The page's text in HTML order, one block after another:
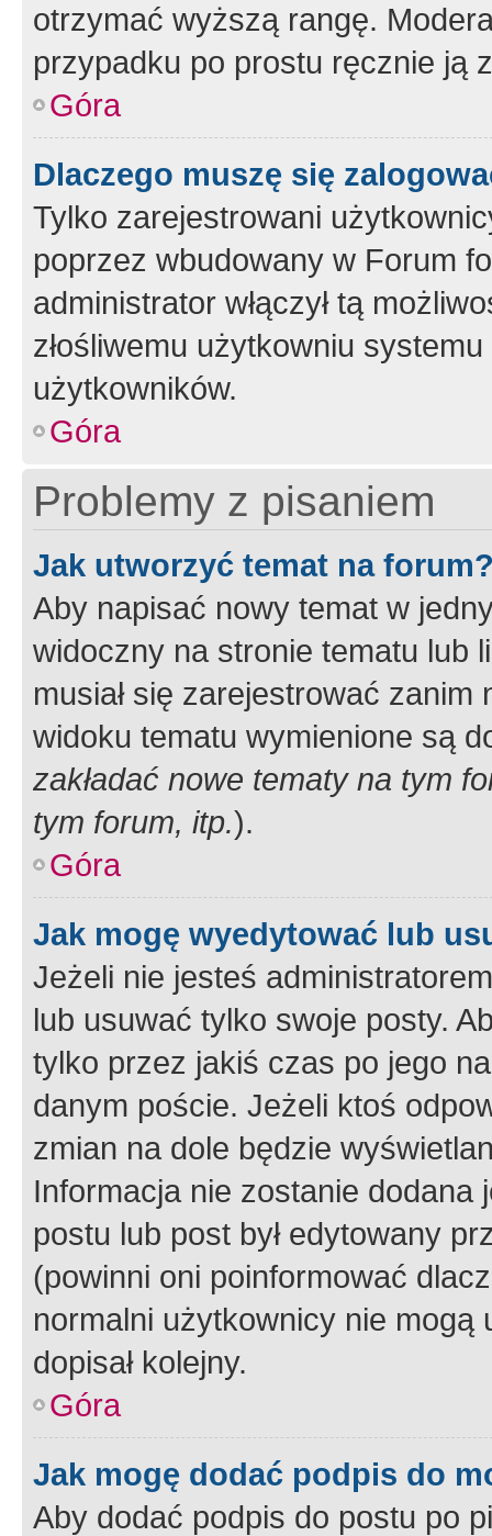
otrzymać wyższą rangę.
przypadku po prostu ręcznie ją
Góra
Dlaczego muszę się
Tylko zarejestrowani
poprzez wbudowany w Forum
administrator włączył tą
złośliwemu użytkowniu
użytkowników.
Góra
Problemy z pisaniem
Jak utworzyć temat na
Aby napisać nowy temat w
widoczny na stronie tematu lub
musiał się zarejestrować
widoku tematu wymienione są
zakładać nowe tematy na tym
tym forum, itp.).
Góra
Jak mogę wyedytować lub
Jeżeli nie jesteś
lub usuwać tylko swoje posty.
tylko przez jakiś czas po jego
danym poście. Jeżeli ktoś
zmian na dole będzie
Informacja nie zostanie dodana
postu lub post był edytowany
(powinni oni poinformować
normalni użytkownicy nie
dopisał kolejny.
Góra
Jak mogę dodać podpis do
Aby dodać podpis do postu po